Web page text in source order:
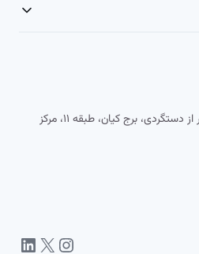
تهران، خیابان ولیعصر، بالاتر از دستگردی، برج کیان، طبقه ۱۱، مرکز
اینستاگرم X